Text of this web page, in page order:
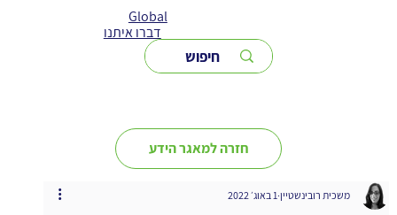
Global
דברו איתנו
חזרה למאגר הידע
משכית רובינשטיין 1 באוג׳ 2022